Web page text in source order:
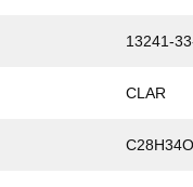
13241-
CLAR